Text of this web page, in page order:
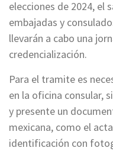
elecciones de 2024, el
embajadas y
llevarán a cabo una
credencialización.
Para el tramite es
en la oficina consular,
y presente un
mexicana, como el
identificación con